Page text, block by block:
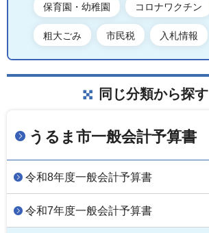
保育園・幼稚園 コロナワクチン
粗大ごみ 市民税 入札情報
同じ分類から探す
うるま市一般会計予算書
令和8年度一般会計予算書
令和7年度一般会計予算書